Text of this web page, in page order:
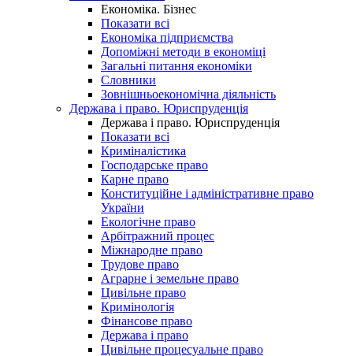
Економіка. Бізнес
Показати всі
Економіка підприємства
Допоміжні методи в економіці
Загальні питання економіки
Словники
Зовнішньоекономічна діяльність
Держава і право. Юриспруденція
Держава і право. Юриспруденція
Показати всі
Криміналістика
Господарське право
Карне право
Конституційне і адміністративне право
України
Екологічне право
Арбітражний процес
Міжнародне право
Трудове право
Аграрне і земельне право
Цивільне право
Кримінологія
Фінансове право
Держава і право
Цивільне процесуальне право